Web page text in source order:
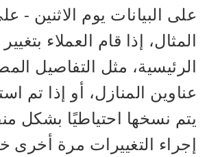
على البيانات يوم الاثنين -
المثال، إذا قام العملاء بتغيير
الرئيسية، مثل التفاصيل
عناوين المنازل، أو إذا تم
يتم نسخها احتياطيًا بشكل
إجراء التغييرات مرة أخرى